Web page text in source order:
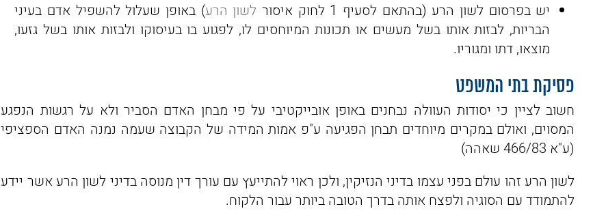
יש בפרסום לשון הרע (בהתאם לסעיף 1 לחוק איסור
לשון הרע) באופן שעלול להשפיל אדם בעיני
הבריות, לבזות אותו בשל מעשים או תכונות המיוחסים לו, לפגוע בו בעיסוקו ולבזות אותו בשל גזעו,
מוצאו, דתו ומגוריו.
פסיקת בתי המשפט
חשוב לציין כי יסודות העוולה נבחנים באופן אובייקטיבי על פי מבחן האדם הסביר ולא על רגשות הנפגע
המסוים, ואולם במקרים מיוחדים תבחן הפגיעה ע"פ אמות המידה של הקבוצה שעמה נמנה האדם הספציפי
(ע"א 466/83 שאהה)
לשון הרע זהו עולם בפני עצמו בדיני הנזיקין, ולכן ראוי להתייעץ עם עורך דין מנוסה בדיני לשון הרע אשר יידע
להתמודד עם הסוגיה ולפצח אותה בדרך הטובה ביותר עבור הלקוח.